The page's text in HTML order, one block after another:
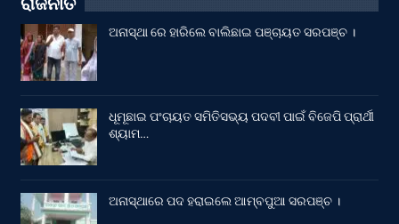
ଅନାସ୍ଥା ରେ ହାରିଲେ ବାଲିଛାଇ ପଞ୍ଚାୟତ ସରପଞ୍ଚ ।
ଧୂମୂଛାଇ ପଂଚାୟତ ସମିତିସଭ୍ୟ ପଦବୀ ପାଇଁ ବିଜେପି ପ୍ରାର୍ଥୀ
ଶ୍ୟାମ…
ଅନାସ୍ଥାରେ ପଦ ହରାଇଲେ ଆମ୍ବପୁଆ ସରପଞ୍ଚ ।